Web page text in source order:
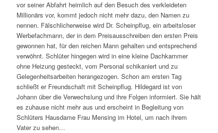
vor seiner Abfahrt heimlich auf den Besuch des verkleideten
Millionärs vor, kommt jedoch nicht mehr dazu, den Namen zu
nennen. Fälschlicherweise wird Dr. Scheinpflug, ein arbeitsloser
Werbefachmann, der in dem Preisausschreiben den ersten Preis
gewonnen hat, für den reichen Mann gehalten und entsprechend
verwöhnt. Schlüter hingegen wird in eine kleine Dachkammer
ohne Heizung gesteckt, vom Personal schikaniert und zu
Gelegenheitsarbeiten herangezogen. Schon am ersten Tag
schließt er Freundschaft mit Scheinpflug. Hildegard ist von
Johann über die Verwechslung und ihre Folgen informiert. Sie hält
es zuhause nicht mehr aus und erscheint in Begleitung von
Schlüters Hausdame Frau Mensing im Hotel, um nach ihrem
Vater zu sehen…